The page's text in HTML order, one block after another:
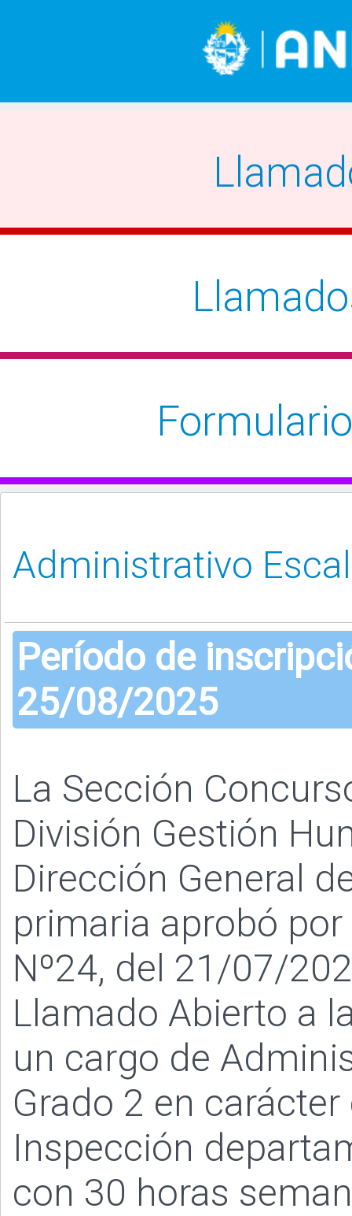
Período de
25/08/2025
La Sección
División Gestión
Dirección General
primaria aprobó
Nº24, del 21/07/
Llamado Abierto a
un cargo de
Grado 2 en
Inspección
con 30 horas